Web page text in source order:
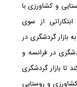
و کشاورزی با
از سوی
بازار گردشگری در
در فرانسه و
تا بازار گردشگری
و روستایی